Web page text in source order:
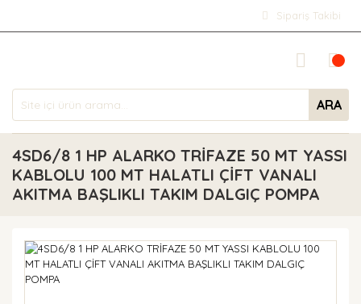
Sipariş Takibi
ARA
4SD6/8 1 HP ALARKO TRİFAZE 50 MT YASSI
KABLOLU 100 MT HALATLI ÇİFT VANALI
AKITMA BAŞLIKLI TAKIM DALGIÇ POMPA